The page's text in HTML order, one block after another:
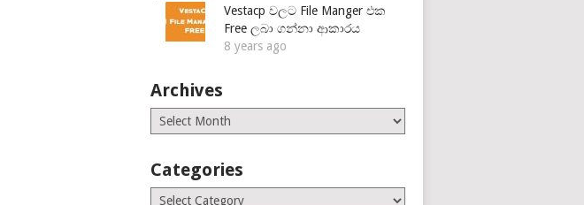
Vestacp වලට File Manger එක
Free ලබා ගන්නා ආකාරය
8 years ago
Archives
Archives
Categories
Categories